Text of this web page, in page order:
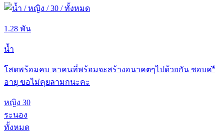
1.28 พัน
น้ำ
โสดพร้อมคบ หาคนที่พร้อมจะสร้างอนาคตๆไปด้วยกัน ชอบค*ี
อายุ ขอไม่คุยลามกนะคะ
หญิง 30
ระนอง
ทั้งหมด